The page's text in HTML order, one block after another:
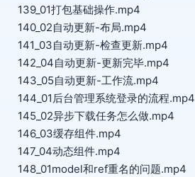
139_01打包基础操作.mp4
140_02自动更新-布局.mp4
141_03自动更新-检查更新.mp4
142_04自动更新-更新完毕.mp4
143_05自动更新-工作流.mp4
144_01后台管理系统登录的流程.mp4
145_02异步下载任务怎么做.mp4
146_03缓存组件.mp4
147_04动态组件.mp4
148_01model和ref重名的问题.mp4